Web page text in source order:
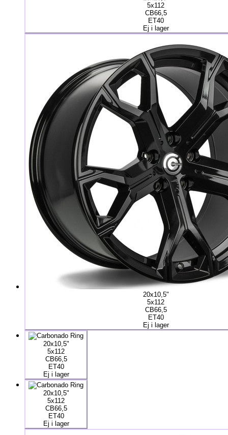
5x112
CB66,5
ET40
Ej i lager
20x10,5"
5x112
CB66,5
ET40
Ej i lager
20x10,5"
5x112
CB66,5
ET40
Ej i lager
20x10,5"
5x112
CB66,5
ET40
Ej i lager